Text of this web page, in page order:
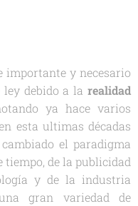
importante y necesario
ley debido a la realidad
ya hace varios
esta ultimas décadas
el paradigma
de la publicidad
y de la industria
gran variedad de